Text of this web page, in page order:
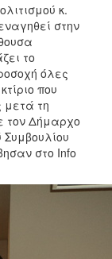
κ.
στην
το
όλες
που
μετά τη
τον Δήμαρχο
στο Info